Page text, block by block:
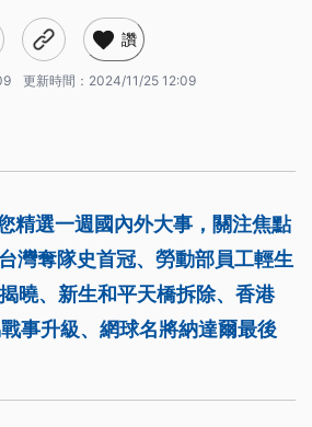
讚
更新時間： 2024/11/25 12:09
精選一週國內外大事，關注焦點
灣奪隊史首冠、勞動部員工輕生
曉、新生和平天橋拆除、香港
事升級、網球名將納達爾最後